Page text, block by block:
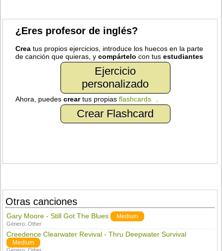
¿Eres profesor de inglés?
Crea tus propios ejercicios, introduce los huecos en la parte
de canción que quieras, ycompártelo con tusestudiantes
Ejercicio
personalizado
Ahora, puedescreartus propiasflashcards
Crear Flashcard
Otras canciones
Gary Moore - Still Got The Blues Medium
Género:Other
Creedence Clearwater Revival - Thru Deepwater Survival
Medium